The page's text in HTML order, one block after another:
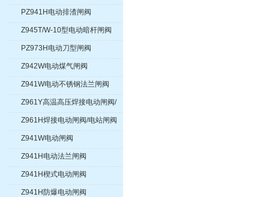
PZ941H电动排渣闸阀
Z945T/W-10型电动暗杆闸阀
PZ973H电动刀型闸阀
Z942W电动煤气闸阀
Z941W电动不锈钢法兰闸阀
Z961Y高温高压焊接电动闸阀/
电站闸阀
Z961H焊接电动闸阀/电站闸阀
Z941W电动闸阀
Z941H电动法兰闸阀
Z941H楔式电动闸阀
Z941H防爆电动闸阀